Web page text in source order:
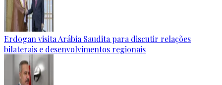
Erdogan visita Arábia Saudita para discutir relações
bilaterais e desenvolvimentos regionais